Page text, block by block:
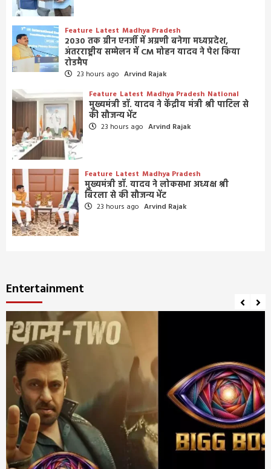
Feature Latest Madhya Pradesh
2030 तक ग्रीन एनर्जी में अग्रणी बनेगा मध्यप्रदेश,
अंतरराष्ट्रीय सम्मेलन में CM मोहन यादव ने पेश किया
रोडमैप
23 hours ago Arvind Rajak
Feature Latest Madhya Pradesh National
मुख्यमंत्री डॉ. यादव ने केंद्रीय मंत्री श्री पाटिल से
की सौजन्य भेंट
23 hours ago Arvind Rajak
Feature Latest Madhya Pradesh
मुख्यमंत्री डॉ. यादव ने लोकसभा अध्यक्ष श्री
बिरला से की सौजन्य भेंट
23 hours ago Arvind Rajak
Entertainment